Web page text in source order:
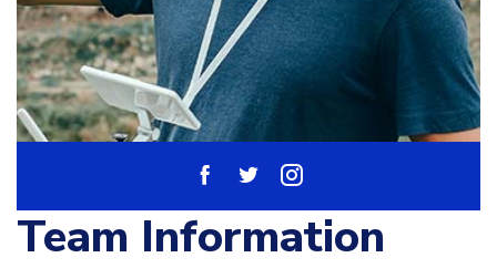
Team Information